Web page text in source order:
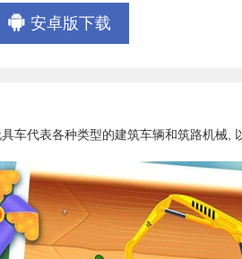
安卓版下载
代表各种类型的建筑车辆和筑路机械,